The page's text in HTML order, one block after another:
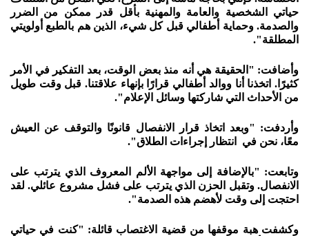
حياتي الشخصية والعامة والمهنية بأقل قدر ممكن من الضرر
والصدمة. وحماية أطفالي قبل كل شيء، الذين هم بالطبع أولويتي
المطلقة".
وأضافت: "الحقيقة هي أنه منذ بعض الوقت، بعد التفكير في الأمر
كثيرًا. اتخذنا أنا ووالد أطفالي قرارًا بإنهاء علاقتنا. قبل وقت طويل
من الأحداث التي شاركتها وسائل الإعلام".
وأردفت: "وبعد اتخاذ قرار الانفصال قانونًا والتوقف عن العيش
معًا، نحن في انتظار إجراءات الطلاق".
وتابعت: "بالإضافة إلى مواجهة الألم المعروف الذي يترتب على
الانفصال. وتقبل الحزن الذي يترتب على فشل مشروع عائلي. لقد
احتجت إلى وقت لأهضم هذه الصدمة".
وكشفت هبة موقفها من قضية الاغتصاب قائلة: "كنت في حياتي